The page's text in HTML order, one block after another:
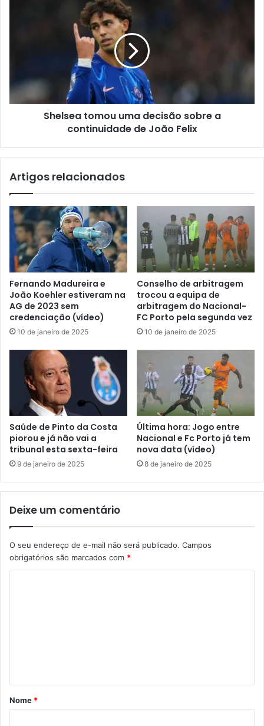
Shelsea tomou uma decisão sobre a
continuidade de João Felix
Artigos relacionados
Fernando Madureira e
João Koehler estiveram na
AG de 2023 sem
credenciação (vídeo)
10 de janeiro de 2025
Conselho de arbitragem
trocou a equipa de
arbitragem do Nacional-
FC Porto pela segunda vez
10 de janeiro de 2025
Saúde de Pinto da Costa
piorou e já não vai a
tribunal esta sexta-feira
9 de janeiro de 2025
Última hora: Jogo entre
Nacional e Fc Porto já tem
nova data (vídeo)
8 de janeiro de 2025
Deixe um comentário
O seu endereço de e-mail não será publicado. Campos
obrigatórios são marcados com *
á
r
Nome *